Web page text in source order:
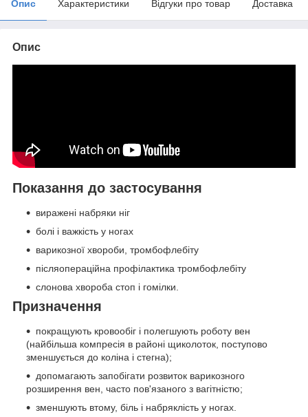
Опис Характеристики Відгуки про товар Доставка
Опис
Показання до застосування
виражені набряки ніг
болі і важкість у ногах
варикозної хвороби, тромбофлебіту
післяопераційна профілактика тромбофлебіту
слонова хвороба стоп і гомілки.
Призначення
покращують кровообіг і полегшують роботу вен
(найбільша компресія в районі щиколоток, поступово
зменшується до коліна і стегна);
допомагають запобігати розвиток варикозного
розширення вен, часто пов'язаного з вагітністю;
зменшують втому, біль і набряклість у ногах.